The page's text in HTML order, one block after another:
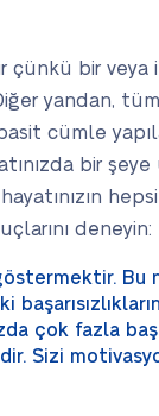
çünkü bir veya
yandan, tüm
cümle
bir şeye
deneyin:
Bu
fazla
Sizi